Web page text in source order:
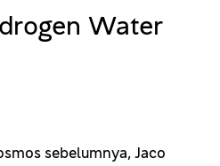
Water
sebelumnya, Jaco